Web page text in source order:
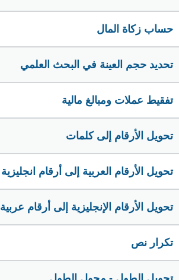
حساب زكاة المال
تحديد حجم العينة في البحث العلمي
تفقيط عملات ومبالغ مالية
تحويل الأرقام إلى كلمات
تحويل الأرقام العربية إلى أرقام انجليزية
تحويل الأرقام الإنجليزية إلى أرقام عربية
تكرار نص